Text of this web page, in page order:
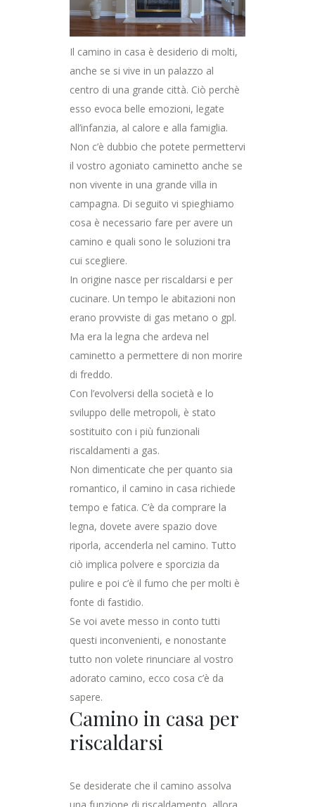
Il camino in casa è desiderio di molti,
anche se si vive in un palazzo al
centro di una grande città. Ciò perchè
esso evoca belle emozioni, legate
all’infanzia, al calore e alla famiglia.
Non c’è dubbio che potete permettervi
il vostro agoniato caminetto anche se
non vivente in una grande villa in
campagna. Di seguito vi spieghiamo
cosa è necessario fare per avere un
camino e quali sono le soluzioni tra
cui scegliere.
In origine nasce per riscaldarsi e per
cucinare. Un tempo le abitazioni non
erano provviste di gas metano o gpl.
Ma era la legna che ardeva nel
caminetto a permettere di non morire
di freddo.
Con l’evolversi della società e lo
sviluppo delle metropoli, è stato
sostituito con i più funzionali
riscaldamenti a gas.
Non dimenticate che per quanto sia
romantico, il camino in casa richiede
tempo e fatica. C’è da comprare la
legna, dovete avere spazio dove
riporla, accenderla nel camino. Tutto
ciò implica polvere e sporcizia da
pulire e poi c’è il fumo che per molti è
fonte di fastidio.
Se voi avete messo in conto tutti
questi inconvenienti, e nonostante
tutto non volete rinunciare al vostro
adorato camino, ecco cosa c’è da
sapere.
Camino in casa per
riscaldarsi
Se desiderate che il camino assolva